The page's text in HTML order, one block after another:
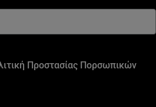
Προστασίας Πορσωπικών